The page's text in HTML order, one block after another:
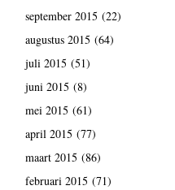
september 2015 (22)
augustus 2015 (64)
juli 2015 (51)
juni 2015 (8)
mei 2015 (61)
april 2015 (77)
maart 2015 (86)
februari 2015 (71)